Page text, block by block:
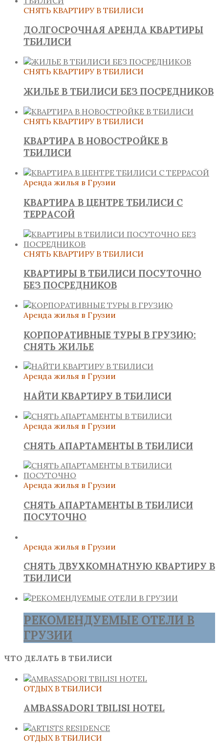
СНЯТЬ КВАРТИРУ В ТБИЛИСИ
ДОЛГОСРОЧНАЯ АРЕНДА КВАРТИРЫ
ТБИЛИСИ
СНЯТЬ КВАРТИРУ В ТБИЛИСИ
ЖИЛЬЕ В ТБИЛИСИ БЕЗ ПОСРЕДНИКОВ
СНЯТЬ КВАРТИРУ В ТБИЛИСИ
КВАРТИРА В НОВОСТРОЙКЕ В
ТБИЛИСИ
Аренда жилья в Грузии
КВАРТИРА В ЦЕНТРЕ ТБИЛИСИ С
ТЕРРАСОЙ
СНЯТЬ КВАРТИРУ В ТБИЛИСИ
КВАРТИРЫ В ТБИЛИСИ ПОСУТОЧНО
БЕЗ ПОСРЕДНИКОВ
Аренда жилья в Грузии
КОРПОРАТИВНЫЕ ТУРЫ В ГРУЗИЮ:
СНЯТЬ ЖИЛЬЕ
Аренда жилья в Грузии
НАЙТИ КВАРТИРУ В ТБИЛИСИ
Аренда жилья в Грузии
СНЯТЬ АПАРТАМЕНТЫ В ТБИЛИСИ
Аренда жилья в Грузии
СНЯТЬ АПАРТАМЕНТЫ В ТБИЛИСИ
ПОСУТОЧНО
Аренда жилья в Грузии
СНЯТЬ ДВУХКОМНАТНУЮ КВАРТИРУ В
ТБИЛИСИ
РЕКОМЕНДУЕМЫЕ ОТЕЛИ В
ГРУЗИИ
ЧТО ДЕЛАТЬ В ТБИЛИСИ
ОТДЫХ В ТБИЛИСИ
AMBASSADORI TBILISI HOTEL
ОТДЫХ В ТБИЛИСИ